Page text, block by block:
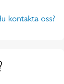
kontakta oss?